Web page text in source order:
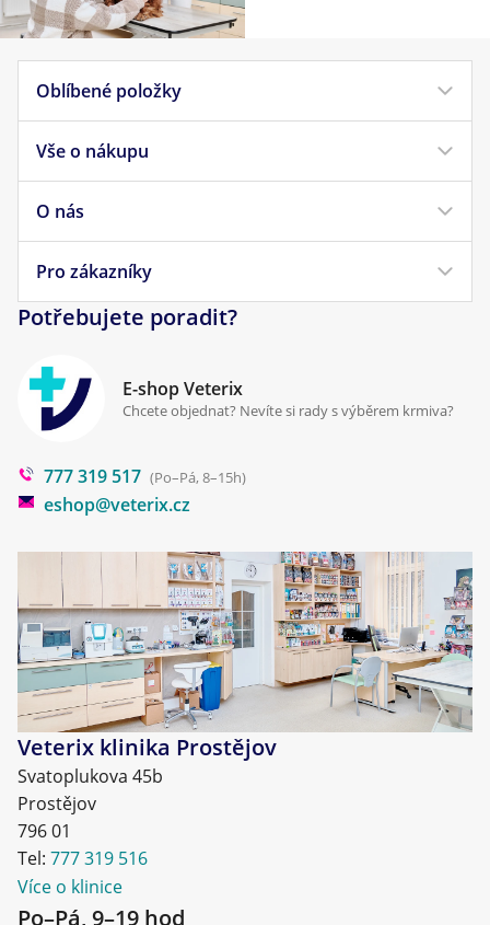
Oblíbené položky
Krmivo pro psy
Krmivo pro kočky
Veterinární diety
Pamlsky pro psy
Vše o nákupu
Doprava a platba
Obchodní podmínky
Reklamace a vrácení
Cookies a podmínky používání
O nás
Náš příběh
Pro zákazníky
Klinika Prostějov
Poradna
Blog
Potřebujete poradit?
E-shop Veterix
Chcete objednat? Nevíte si rady s výběrem krmiva?
777 319 517 (Po–Pá, 8–15h)
eshop@veterix.cz
Veterix klinika Prostějov
Svatoplukova 45b
Prostějov
796 01
Tel: 777 319 516
Více o klinice
Po–Pá, 9–19 hod